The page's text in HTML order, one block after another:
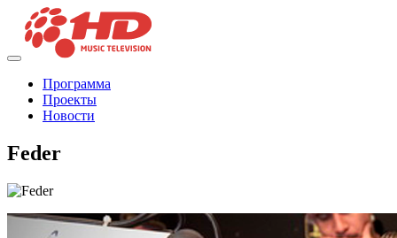
Программа
Проекты
Новости
Feder